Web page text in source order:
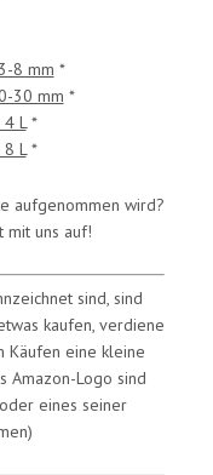
8 mm *
30 mm *
4 L*
8 L*
aufgenommen wird?
mit uns auf!
sind, sind
kaufen, verdiene
Käufen eine kleine
Amazon-Logo sind
eines seiner